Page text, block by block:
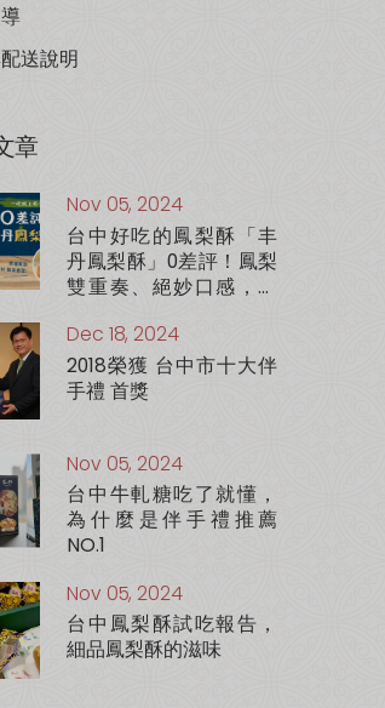
送說明
章
Nov 05, 2024
台中好吃的鳳梨酥「丰
丹鳳梨酥」0差評！鳳梨
雙重奏、絕妙口感，一
Dec 18, 2024
2018榮獲 台中市十大伴
手禮 首獎
Nov 05, 2024
台中牛軋糖吃了就懂，
為什麼是伴手禮推薦
NO.1
Nov 05, 2024
台中鳳梨酥試吃報告，
細品鳳梨酥的滋味